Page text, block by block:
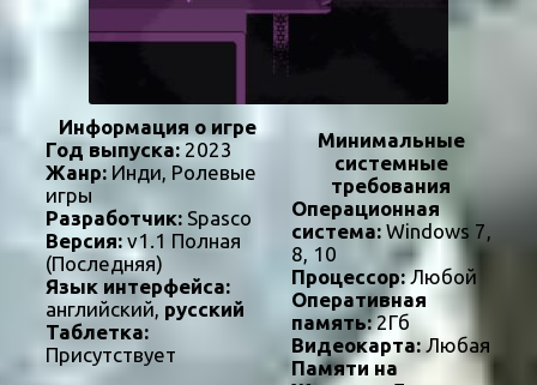
Информация о игре
Год выпуска: 2023
Жанр: Инди, Ролевые
игры
Разработчик: Spasco
Версия:v1.1 Полная
(Последняя)
Язык интерфейса:
английский, русский
Таблетка:
Присутствует
Минимальные
системные
требования
Операционная
система:Windows 7,
8, 10
Процессор:Любой
Оперативная
память:2Гб
Видеокарта:Любая
Памяти на